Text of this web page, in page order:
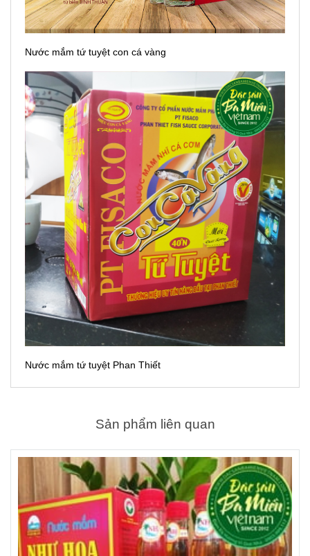
Nước mắm tứ tuyệt con cá vàng
Nước mắm tứ tuyệt Phan Thiết
Sản phẩm liên quan